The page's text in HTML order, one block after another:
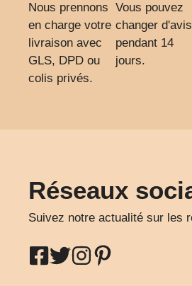
Nous prennons
en charge votre
livraison avec
GLS, DPD ou
colis privés.
Vous pouvez
changer d'avis
pendant 14
jours.
Réseaux
Suivez notre actualité sur les